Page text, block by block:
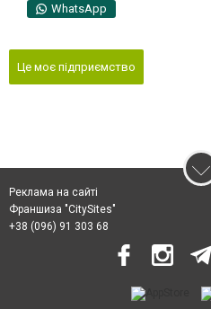
WhatsApp
Це моє підприємство
Реклама на сайті
Франшиза "CitySites"
+38 (096) 91 303 68